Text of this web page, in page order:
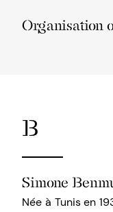
Organisation
B
Simone
Née à Tunis en